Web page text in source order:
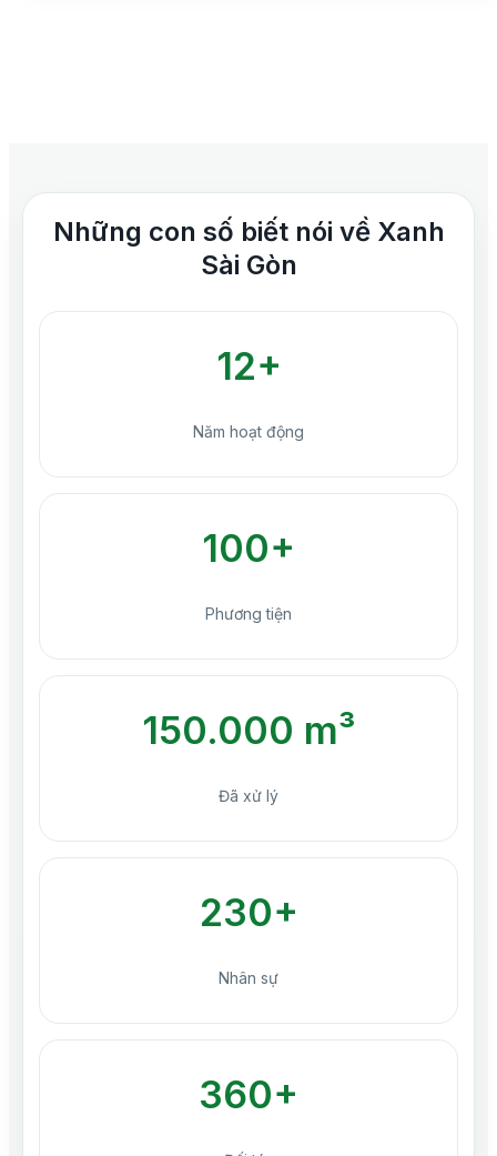
Những con số biết nói về Xanh
Sài Gòn
12+
Năm hoạt động
100+
Phương tiện
150.000 m³
Đã xử lý
230+
Nhân sự
360+